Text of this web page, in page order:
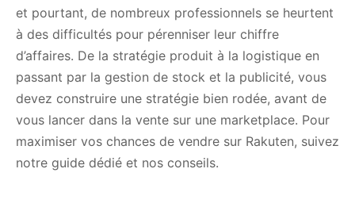
et pourtant, de nombreux professionnels se heurtent
à des difficultés pour pérenniser leur chiffre
d’affaires. De la stratégie produit à la logistique en
passant par la gestion de stock et la publicité, vous
devez construire une stratégie bien rodée, avant de
vous lancer dans la vente sur une marketplace. Pour
maximiser vos chances de vendre sur Rakuten, suivez
notre guide dédié et nos conseils.